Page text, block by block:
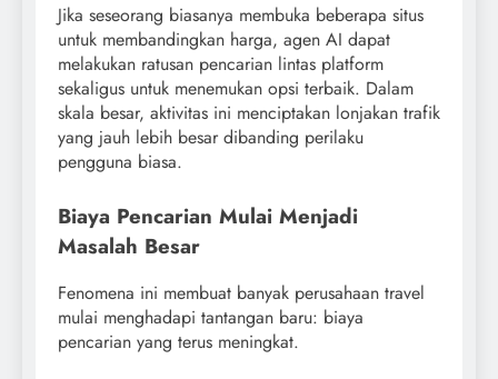
Jika seseorang biasanya membuka beberapa situs
untuk membandingkan harga, agen AI dapat
melakukan ratusan pencarian lintas platform
sekaligus untuk menemukan opsi terbaik. Dalam
skala besar, aktivitas ini menciptakan lonjakan trafik
yang jauh lebih besar dibanding perilaku
pengguna biasa.
Biaya Pencarian Mulai Menjadi
Masalah Besar
Fenomena ini membuat banyak perusahaan travel
mulai menghadapi tantangan baru: biaya
pencarian yang terus meningkat.